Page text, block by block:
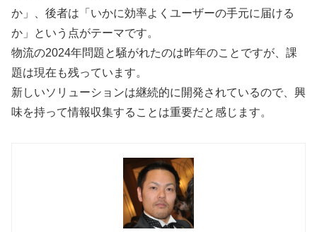
か」、後者は「いかに効率よくユーザーの手元に届ける
か」という点がテーマです。
物流の2024年問題と騒がれたのは昨年のことですが、課
題は現在も残っています。
新しいソリューションは継続的に開発されているので、興
味を持って情報収集することは重要だと感じます。